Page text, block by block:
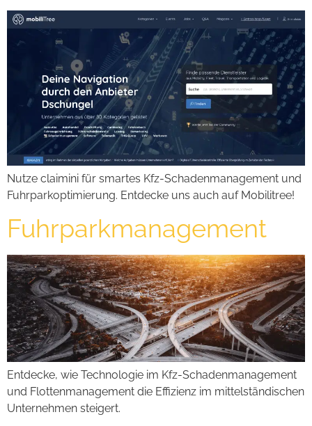
Nutze claimini für smartes Kfz-Schadenmanagement und
Fuhrparkoptimierung. Entdecke uns auch auf Mobilitree!
Fuhrparkmanagement
Entdecke, wie Technologie im Kfz-Schadenmanagement
und Flottenmanagement die Effizienz im mittelständischen
Unternehmen steigert.